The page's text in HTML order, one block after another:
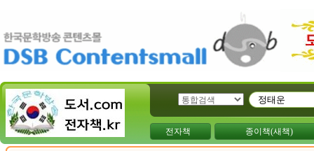
전자책 종이책(새책)